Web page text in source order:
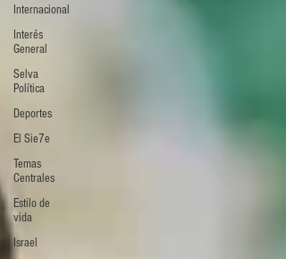
Internacional
Interés
General
Selva
Política
Deportes
El Sie7e
Temas
Centrales
Estilo de
vida
Israel